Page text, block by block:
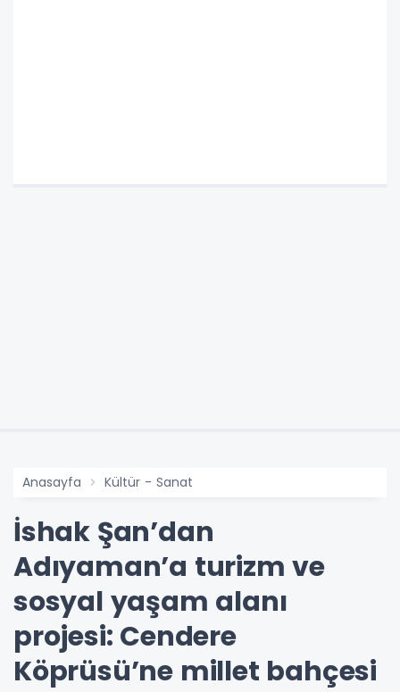
Anasayfa Kültür - Sanat
İshak Şan’dan
Adıyaman’a turizm ve
sosyal yaşam alanı
projesi: Cendere
Köprüsü’ne millet bahçesi